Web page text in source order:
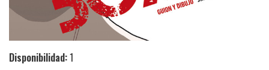
Disponibilidad:1